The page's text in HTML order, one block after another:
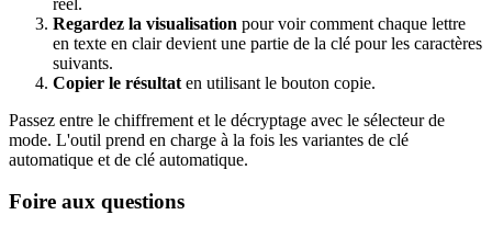
Regardez la visualisation pour voir comment chaque lettre
en texte en clair devient une partie de la clé pour les caractères
suivants.
Copier le résultat en utilisant le bouton copie.
Passez entre le chiffrement et le décryptage avec le sélecteur de
mode. L'outil prend en charge à la fois les variantes de clé
automatique et de clé automatique.
Foire aux questions